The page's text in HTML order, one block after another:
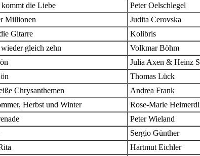
kommt die Liebe
Peter Oelschlegel
Millionen
Judita Cerovska
Gitarre
Kolibris
gleich zehn
Volkmar Böhm
Julia Axen & Heinz
Thomas Lück
Chrysanthemen
Andrea Frank
Herbst und Winter
Rose-Marie
Peter Wieland
Sergio Günther
Hartmut Eichler